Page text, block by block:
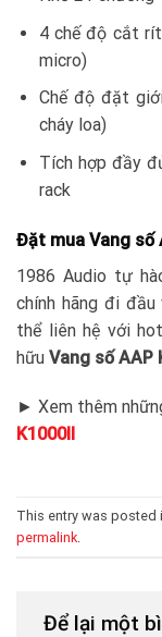
4 chế độ cắt
micro)
Chế độ đặt
cháy loa)
Tích hợp đầy
rack
Đặt mua Vang số
1986 Audio tự
chính hãng đi
thể liên hệ với
hữu Vang số AAP
► Xem thêm
K1000II
This entry was posted
permalink
Để lại một